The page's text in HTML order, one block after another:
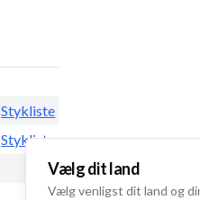
Stykliste
Stykliste
Vælg dit land
Vælg venligst dit land og